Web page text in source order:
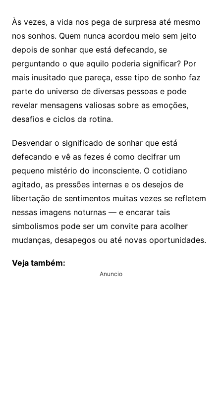
Às vezes, a vida nos pega de surpresa até mesmo
nos sonhos. Quem nunca acordou meio sem jeito
depois de sonhar que está defecando, se
perguntando o que aquilo poderia significar? Por
mais inusitado que pareça, esse tipo de sonho faz
parte do universo de diversas pessoas e pode
revelar mensagens valiosas sobre as emoções,
desafios e ciclos da rotina.
Desvendar o significado de sonhar que está
defecando e vê as fezes é como decifrar um
pequeno mistério do inconsciente. O cotidiano
agitado, as pressões internas e os desejos de
libertação de sentimentos muitas vezes se refletem
nessas imagens noturnas — e encarar tais
simbolismos pode ser um convite para acolher
mudanças, desapegos ou até novas oportunidades.
Veja também:
Anuncio